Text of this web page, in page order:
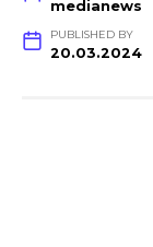
medianews
PUBLISHED BY
20.03.2024